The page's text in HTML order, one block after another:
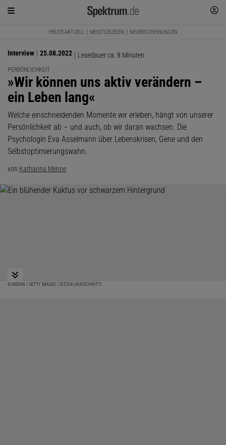
HEUTE AKTUELL MEISTGELESEN NEUERSCHEINUNGEN
Interview 25.08.2022 Lesedauer ca. 8 Minuten
PERSÖNLICHKEIT
:
»Wir können uns aktiv verändern –
ein Leben lang«
Welche einschneidenden Momente wir erleben, hängt von unserer
Persönlichkeit ab – und auch, ob wir daran wachsen. Die
Psychologin Eva Asselmann über Lebenskrisen, Gene und den
Selbstoptimierungswahn.
von Katharina Menne
© NEKAN / GETTY IMAGES / ISTOCK (AUSSCHNITT)